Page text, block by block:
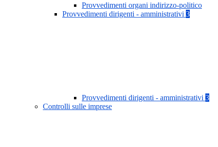
Provvedimenti organi indirizzo-politico
Provvedimenti dirigenti - amministrativi 3
Provvedimenti dirigenti - amministrativi 3
Controlli sulle imprese